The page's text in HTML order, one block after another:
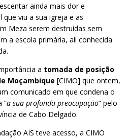
ainda mais dor e
viu a sua igreja e as
Meza serem destruídas sem
a escola primária, ali conhecida
a tomada de posição
Moçambique [CIMO] que ontem,
comunicado em que condena o
“a sua profunda preocupação” pelo
de Cabo Delgado.
AIS teve acesso, a CIMO